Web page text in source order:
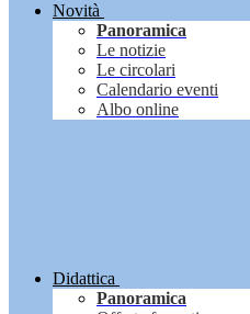
Novità
Panoramica
Le notizie
Le circolari
Calendario eventi
Albo online
Didattica
Panoramica